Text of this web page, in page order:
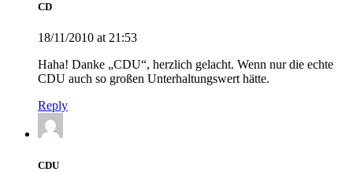
CD
18/11/2010 at 21:53
Haha! Danke „CDU“, herzlich gelacht. Wenn nur die echte
CDU auch so großen Unterhaltungswert hätte.
Reply
CDU